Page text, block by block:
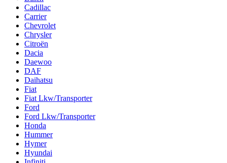
Cadillac
Carrier
Chevrolet
Chrysler
Citroën
Dacia
Daewoo
DAF
Daihatsu
Fiat
Fiat Lkw/Transporter
Ford
Ford Lkw/Transporter
Honda
Hummer
Hymer
Hyundai